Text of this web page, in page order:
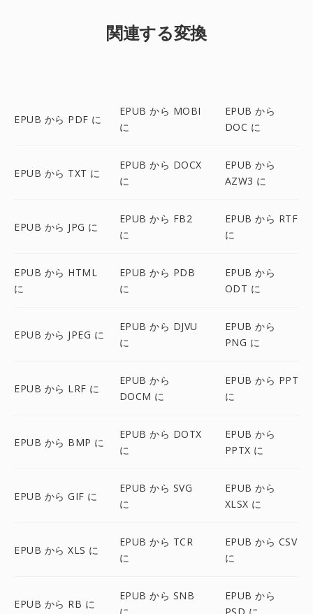
関連する変換
EPUB から PDF に
EPUB から MOBI
に
EPUB から
DOC に
EPUB から TXT に
EPUB から DOCX
に
EPUB から
AZW3 に
EPUB から JPG に
EPUB から FB2
に
EPUB から RTF
に
EPUB から HTML
に
EPUB から PDB
に
EPUB から
ODT に
EPUB から JPEG に
EPUB から DJVU
に
EPUB から
PNG に
EPUB から LRF に
EPUB から
DOCM に
EPUB から PPT
に
EPUB から BMP に
EPUB から DOTX
に
EPUB から
PPTX に
EPUB から GIF に
EPUB から SVG
に
EPUB から
XLSX に
EPUB から XLS に
EPUB から TCR
に
EPUB から CSV
に
EPUB から RB に
EPUB から SNB
EPUB から